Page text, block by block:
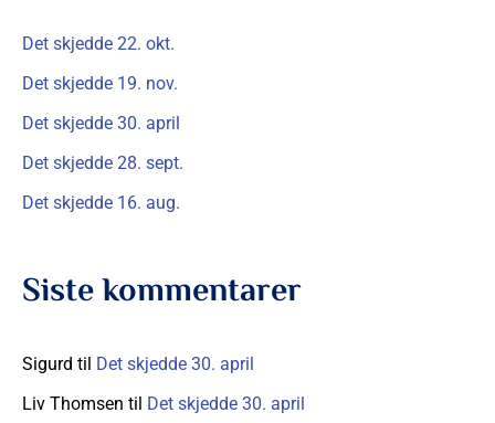
e
r
:
Det skjedde 22. okt.
Det skjedde 19. nov.
Det skjedde 30. april
Det skjedde 28. sept.
Det skjedde 16. aug.
Siste kommentarer
Sigurd til Det skjedde 30. april
Liv Thomsen til Det skjedde 30. april